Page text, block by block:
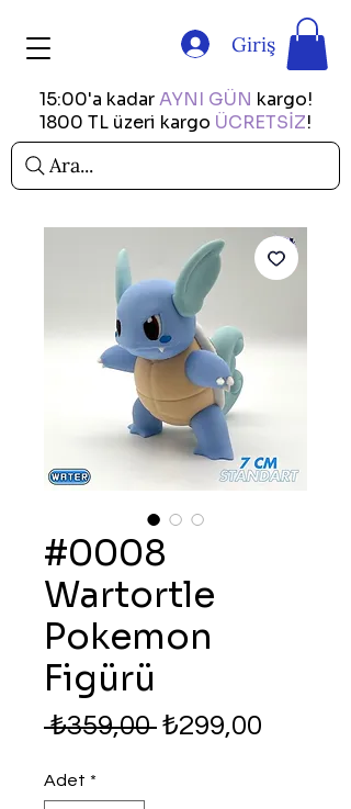
1800 TL üzeri kargo ÜCRETSİZ!
15:00'a kadar AYNI GÜN kargo!
Ara...
Giriş
#0008
Wartortle
Pokemon
Figürü
₺359,00 Normal
₺299,00
Adet *